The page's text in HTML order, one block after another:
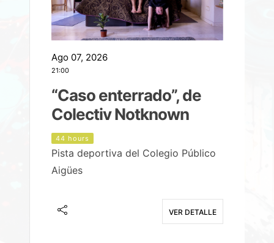
Ago 07, 2026
21:00
“Caso enterrado”, de
Colectiv Notknown
44 hours
Pista deportiva del Colegio Público
Aigües
VER DETALLE